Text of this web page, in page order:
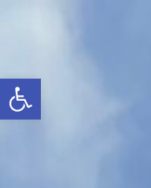
Ouvrir la barre d’outils
contenu